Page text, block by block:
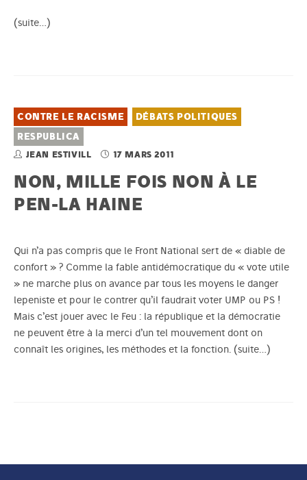
(suite…)
CONTRE LE RACISME
DÉBATS POLITIQUES
RESPUBLICA
JEAN ESTIVILL 17 MARS 2011
NON, MILLE FOIS NON À LE
PEN-LA HAINE
Qui n’a pas compris que le Front National sert de « diable de
confort » ? Comme la fable antidémocratique du « vote utile
» ne marche plus on avance par tous les moyens le danger
lepeniste et pour le contrer qu’il faudrait voter UMP ou PS !
Mais c’est jouer avec le Feu : la république et la démocratie
ne peuvent être à la merci d’un tel mouvement dont on
connaît les origines, les méthodes et la fonction. (suite…)